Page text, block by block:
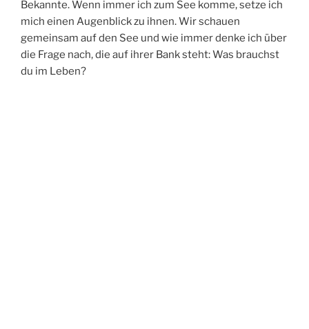
Bekannte. Wenn immer ich zum See komme, setze ich
mich einen Augenblick zu ihnen. Wir schauen
gemeinsam auf den See und wie immer denke ich über
die Frage nach, die auf ihrer Bank steht: Was brauchst
du im Leben?